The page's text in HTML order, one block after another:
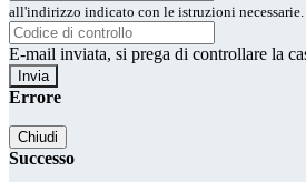
all'indirizzo indicato con le istruzioni necessarie.
E-mail inviata, si prega di controllare la
Errore
Chiudi
Successo